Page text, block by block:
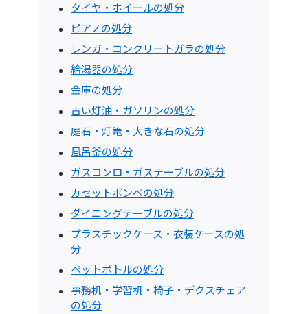
タイヤ・ホイールの処分
ピアノの処分
レンガ・コンクリートガラの処分
給湯器の処分
金庫の処分
古い灯油・ガソリンの処分
庭石・灯篭・大きな石の処分
風呂釜の処分
ガスコンロ・ガステーブルの処分
カセットボンベの処分
ダイニングテーブルの処分
プラスチックケース・衣装ケースの処
分
ペットボトルの処分
事務机・学習机・椅子・デクスチェア
の処分